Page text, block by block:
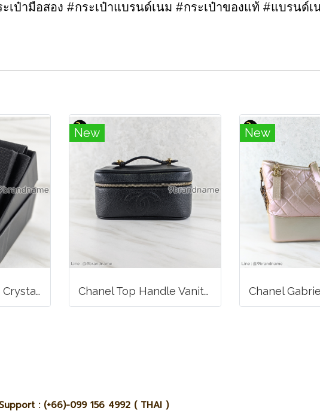
เป๋ามือสอง #กระเป๋าแบรนด์เนม #กระเป๋าของแท้ #แบรนด์
Chanel Earring CC Crystals GHW
New
Chanel Top Handle Vanity bag Black Caviar
New
: (+66)-099 156 4992 ( THAI )